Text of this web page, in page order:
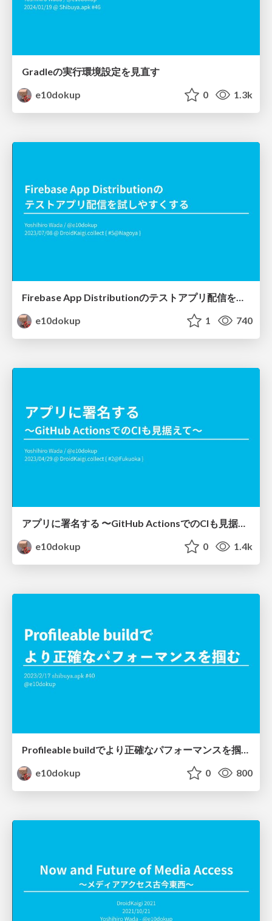
Gradleの実行環境設定を見直す
e10dokup
0 1.3k
Firebase App Distributionのテストアプリ配信を試しやすくする
e10dokup
1 740
アプリに署名する 〜GitHub ActionsでのCIも見据えて〜
e10dokup
0 1.4k
Profileable buildでより正確なパフォーマンスを掴む
e10dokup
0 800